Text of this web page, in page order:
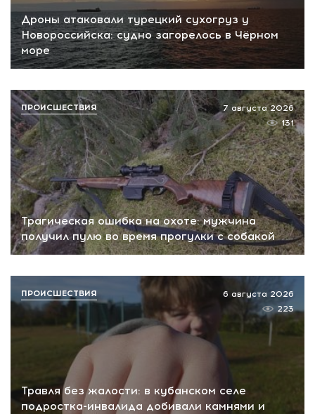
Дроны атаковали турецкий сухогруз у
Новороссийска: судно загорелось в Чёрном
море
Трагическая ошибка на охоте: мужчина
получил пулю во время прогулки с собакой
7 августа 2026
131
ПРОИСШЕСТВИЯ
Травля без жалости: в кубанском селе
подростка-инвалида добивали камнями и
6 августа 2026
223
ПРОИСШЕСТВИЯ